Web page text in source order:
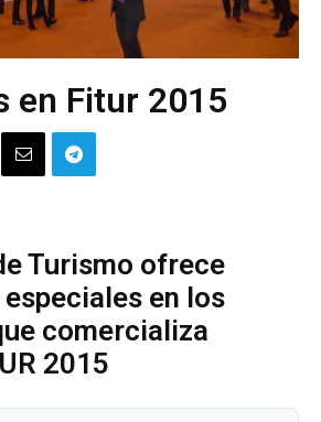
en Fitur 2015
Turismo ofrece
en los
comercializa
2015